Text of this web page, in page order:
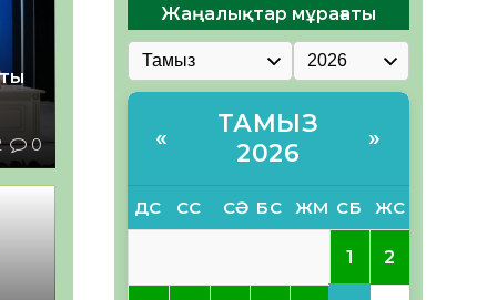
0
Жаңалықтар мұрағаты
«
ТАМЫЗ
2026
»
ДС СС СӘ БС ЖМ СБ ЖС
1 2